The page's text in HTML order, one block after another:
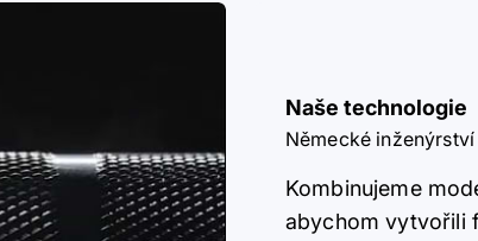
Naše technologie
Německé
Kombinujeme
abychom vytvořili